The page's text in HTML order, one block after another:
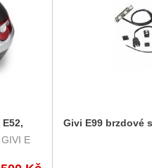
E
Givi E99 brzdové